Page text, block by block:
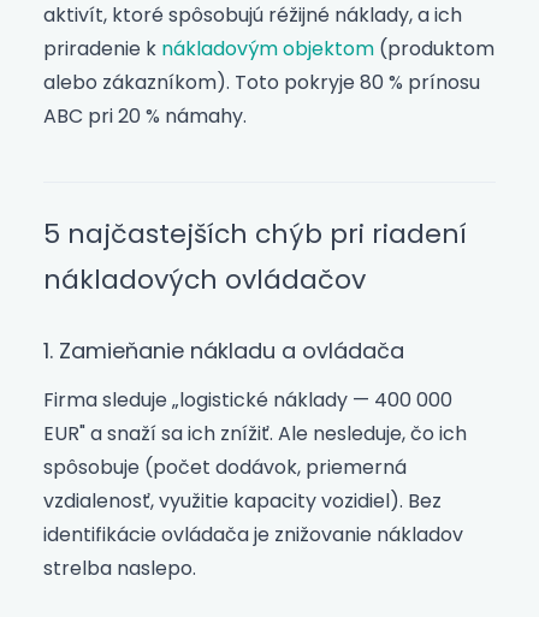
aktivít, ktoré spôsobujú réžijné náklady, a ich
priradenie k nákladovým objektom (produktom
alebo zákazníkom). Toto pokryje 80 % prínosu
ABC pri 20 % námahy.
5 najčastejších chýb pri riadení
nákladových ovládačov
1. Zamieňanie nákladu a ovládača
Firma sleduje „logistické náklady — 400 000
EUR" a snaží sa ich znížiť. Ale nesleduje, čo ich
spôsobuje (počet dodávok, priemerná
vzdialenosť, využitie kapacity vozidiel). Bez
identifikácie ovládača je znižovanie nákladov
strelba naslepo.